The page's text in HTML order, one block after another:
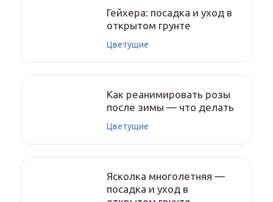
Гейхера: посадка и уход в
открытом грунте
Цветущие
Как реанимировать розы
после зимы — что делать
Цветущие
Ясколка многолетняя —
посадка и уход в